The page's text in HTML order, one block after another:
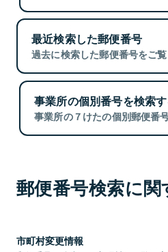
最近検索した郵便番号
過去に検索した郵便番号をご覧
事業所の個別番号を検索
事業所の７けたの個別郵便番
郵便番号検索に関
市町村変更情報